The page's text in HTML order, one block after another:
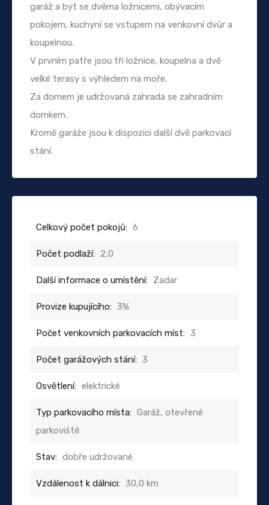
garáž a byt se dvěma ložnicemi, obývacím
pokojem, kuchyní se vstupem na venkovní dvůr a
koupelnou.
V prvním patře jsou tři ložnice, koupelna a dvě
velké terasy s výhledem na moře.
Za domem je udržovaná zahrada se zahradním
domkem.
Kromě garáže jsou k dispozici další dvě parkovací
stání.
Celkový počet pokojů: 6
Počet podlaží: 2,0
Další informace o umístění: Zadar
Provize kupujícího: 3%
Počet venkovních parkovacích míst: 3
Počet garážových stání: 3
Osvětlení: elektrické
Typ parkovacího místa: Garáž, otevřené
parkoviště
Stav: dobře udržované
Vzdálenost k dálnici: 30,0 km